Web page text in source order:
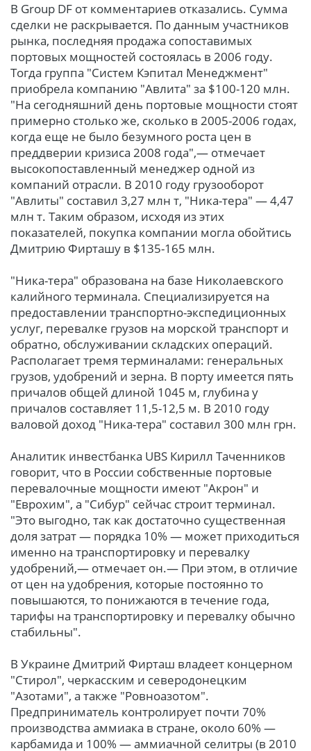
В Group DF от комментариев отказались. Сумма
сделки не раскрывается. По данным участников
рынка, последняя продажа сопоставимых
портовых мощностей состоялась в 2006 году.
Тогда группа "Систем Кэпитал Менеджмент"
приобрела компанию "Авлита" за $100-120 млн.
"На сегодняшний день портовые мощности стоят
примерно столько же, сколько в 2005-2006 годах,
когда еще не было безумного роста цен в
преддверии кризиса 2008 года",— отмечает
высокопоставленный менеджер одной из
компаний отрасли. В 2010 году грузооборот
"Авлиты" составил 3,27 млн т, "Ника-тера" — 4,47
млн т. Таким образом, исходя из этих
показателей, покупка компании могла обойтись
Дмитрию Фирташу в $135-165 млн.
"Ника-тера" образована на базе Николаевского
калийного терминала. Специализируется на
предоставлении транспортно-экспедиционных
услуг, перевалке грузов на морской транспорт и
обратно, обслуживании складских операций.
Располагает тремя терминалами: генеральных
грузов, удобрений и зерна. В порту имеется пять
причалов общей длиной 1045 м, глубина у
причалов составляет 11,5-12,5 м. В 2010 году
валовой доход "Ника-тера" составил 300 млн грн.
Аналитик инвестбанка UBS Кирилл Таченников
говорит, что в России собственные портовые
перевалочные мощности имеют "Акрон" и
"Еврохим", а "Сибур" сейчас строит терминал.
"Это выгодно, так как достаточно существенная
доля затрат — порядка 10% — может приходиться
именно на транспортировку и перевалку
удобрений,— отмечает он.— При этом, в отличие
от цен на удобрения, которые постоянно то
повышаются, то понижаются в течение года,
тарифы на транспортировку и перевалку обычно
стабильны".
В Украине Дмитрий Фирташ владеет концерном
"Стирол", черкасским и северодонецким
"Азотами", а также "Ровноазотом".
Предприниматель контролирует почти 70%
производства аммиака в стране, около 60% —
карбамида и 100% — аммиачной селитры (в 2010